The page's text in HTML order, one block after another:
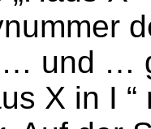
und …
X in I